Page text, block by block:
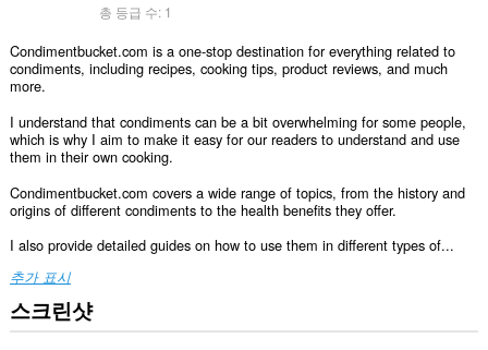
총 등급 수: 1
Condimentbucket.com is a one-stop destination for everything related to
condiments, including recipes, cooking tips, product reviews, and much
more.
I understand that condiments can be a bit overwhelming for some people,
which is why I aim to make it easy for our readers to understand and use
them in their own cooking.
Condimentbucket.com covers a wide range of topics, from the history and
origins of different condiments to the health benefits they offer.
I also provide detailed guides on how to use them in different types of...
추가 표시
스크린샷